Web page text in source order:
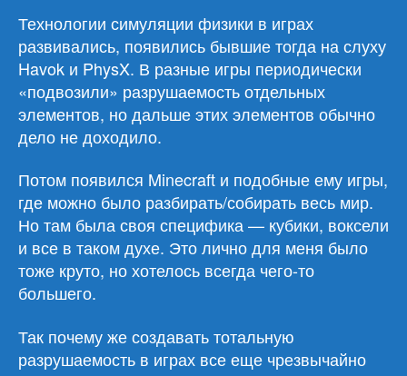
Технологии симуляции физики в играх
развивались, появились бывшие тогда на слуху
Havok и PhysX. В разные игры периодически
«подвозили» разрушаемость отдельных
элементов, но дальше этих элементов обычно
дело не доходило.
Потом появился Minecraft и подобные ему игры,
где можно было разбирать/собирать весь мир.
Но там была своя специфика — кубики, воксели
и все в таком духе. Это лично для меня было
тоже круто, но хотелось всегда чего-то
большего.
Так почему же создавать тотальную
разрушаемость в играх все еще чрезвычайно